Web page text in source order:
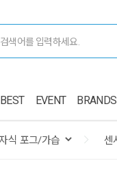
BEST EVENT BRANDS